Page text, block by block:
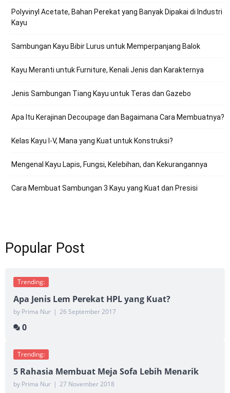
Polyvinyl Acetate, Bahan Perekat yang Banyak Dipakai di Industri
Kayu
Sambungan Kayu Bibir Lurus untuk Memperpanjang Balok
Kayu Meranti untuk Furniture, Kenali Jenis dan Karakternya
Jenis Sambungan Tiang Kayu untuk Teras dan Gazebo
Apa Itu Kerajinan Decoupage dan Bagaimana Cara Membuatnya?
Kelas Kayu I-V, Mana yang Kuat untuk Konstruksi?
Mengenal Kayu Lapis, Fungsi, Kelebihan, dan Kekurangannya
Cara Membuat Sambungan 3 Kayu yang Kuat dan Presisi
Popular Post
Trending:
Apa Jenis Lem Perekat HPL yang Kuat?
by Prima Nur | 26 September 2017
0
Trending:
5 Rahasia Membuat Meja Sofa Lebih Menarik
by Prima Nur | 27 November 2018